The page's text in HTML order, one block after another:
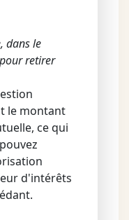
dans le
retirer
le montant
ce qui
d'intérêts